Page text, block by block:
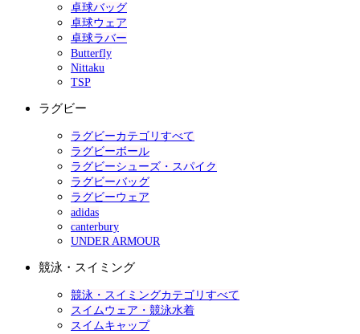
卓球バッグ
卓球ウェア
卓球ラバー
Butterfly
Nittaku
TSP
ラグビー
ラグビーカテゴリすべて
ラグビーボール
ラグビーシューズ・スパイク
ラグビーバッグ
ラグビーウェア
adidas
canterbury
UNDER ARMOUR
競泳・スイミング
競泳・スイミングカテゴリすべて
スイムウェア・競泳水着
スイムキャップ